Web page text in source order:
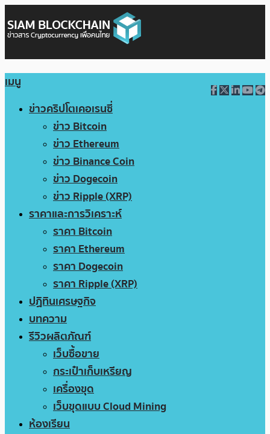
เมนู
ข่าวคริปโตเคอเรนซี่
ข่าว Bitcoin
ข่าว Ethereum
ข่าว Binance Coin
ข่าว Dogecoin
ข่าว Ripple (XRP)
ราคาและการวิเคราะห์
ราคา Bitcoin
ราคา Ethereum
ราคา Dogecoin
ราคา Ripple (XRP)
ปฏิทินเศรษฐกิจ
บทความ
รีวิวผลิตภัณฑ์
เว็บซื้อขาย
กระเป๋าเก็บเหรียญ
เครื่องขุด
เว็บขุดแบบ Cloud Mining
ห้องเรียน